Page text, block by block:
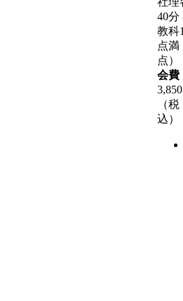
40分
教科
点満
点）
会費
（税
込）